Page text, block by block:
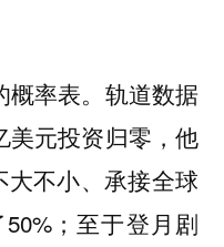
概率表。轨道数据
美元投资归零，他
不小、承接全球
；至于登月剧